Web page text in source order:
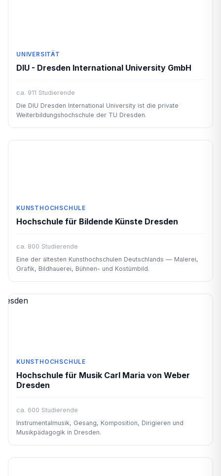
UNIVERSITÄT
DIU - Dresden International University GmbH
ca. 911 Studierende
Die DIU Dresden International University ist die private
Weiterbildungshochschule der TU Dresden.
KUNSTHOCHSCHULE
Hochschule für Bildende Künste Dresden
ca. 800 Studierende
Eine der ältesten Kunsthochschulen Deutschlands — Malerei,
Grafik, Bildhauerei, Bühnen- und Kostümbild.
KUNSTHOCHSCHULE
Hochschule für Musik Carl Maria von Weber
Dresden
ca. 600 Studierende
Instrumentalmusik, Gesang, Komposition, Dirigieren und
Musikpädagogik in Dresden.